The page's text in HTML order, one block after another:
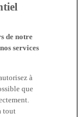
de notre
services
à
que
tout